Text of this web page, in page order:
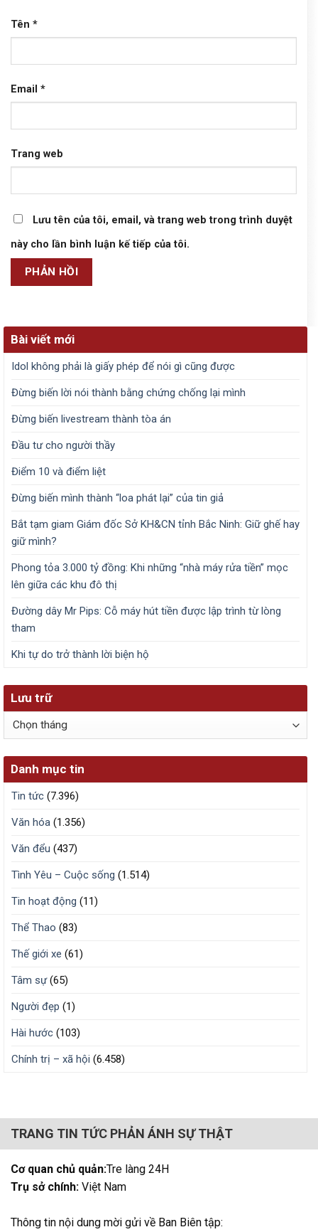
Tên *
Email *
Trang web
Lưu tên của tôi, email, và trang web trong trình duyệt
này cho lần bình luận kế tiếp của tôi.
Bài viết mới
Idol không phải là giấy phép để nói gì cũng được
Đừng biến lời nói thành bằng chứng chống lại mình
Đừng biến livestream thành tòa án
Đầu tư cho người thầy
Điểm 10 và điểm liệt
Đừng biến mình thành “loa phát lại” của tin giả
Bắt tạm giam Giám đốc Sở KH&CN tỉnh Bắc Ninh: Giữ ghế hay
giữ mình?
Phong tỏa 3.000 tỷ đồng: Khi những “nhà máy rửa tiền” mọc
lên giữa các khu đô thị
Đường dây Mr Pips: Cỗ máy hút tiền được lập trình từ lòng
tham
Khi tự do trở thành lời biện hộ
Lưu trữ
Lưu
Danh mục tin
Tin tức (7.396)
Văn hóa (1.356)
Văn đểu (437)
Tình Yêu – Cuộc sống (1.514)
Tin hoạt động (11)
Thể Thao (83)
Thế giới xe (61)
Tâm sự(65)
Người đẹp (1)
Hài hước (103)
Chính trị – xã hội (6.458)
TRANG TIN TỨC PHẢN ÁNH SỰ THẬT
Cơ quan chủ quản:Tre làng 24H
Trụ sở chính: Việt Nam
Thông tin nội dung mời gửi về Ban Biên tập: